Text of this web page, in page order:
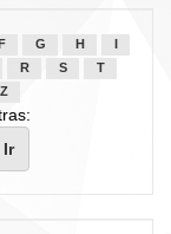
F G H
R S
T
Z